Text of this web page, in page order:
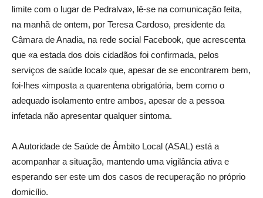
limite com o lugar de Pedralva», lê-se na comunicação feita,
na manhã de ontem, por Teresa Cardoso, presidente da
Câmara de Anadia, na rede social Facebook, que acrescenta
que «a estada dos dois cidadãos foi confirmada, pelos
serviços de saúde local» que, apesar de se encontrarem bem,
foi-lhes «imposta a quarentena obrigatória, bem como o
adequado isolamento entre ambos, apesar de a pessoa
infetada não apresentar qualquer sintoma.
A Autoridade de Saúde de Âmbito Local (ASAL) está a
acompanhar a situação, mantendo uma vigilância ativa e
esperando ser este um dos casos de recuperação no próprio
domicílio.